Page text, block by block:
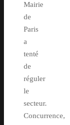
Mairie
de
Paris
a
tenté
de
réguler
le
secteur.
Concurrence,